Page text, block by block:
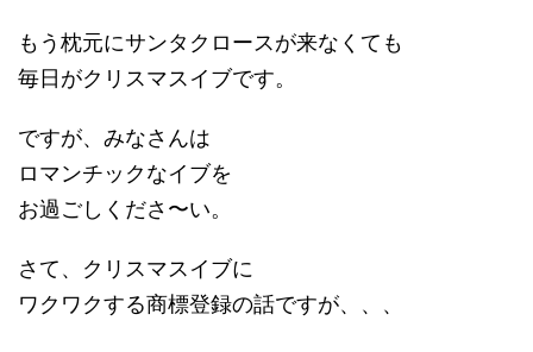
もう枕元にサンタクロースが来なくても
毎日がクリスマスイブです。
ですが、みなさんは
ロマンチックなイブを
お過ごしくださ〜い。
さて、クリスマスイブに
ワクワクする商標登録の話ですが、、、